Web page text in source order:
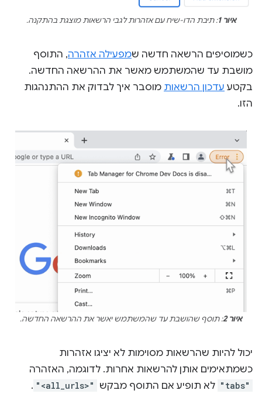
איור 1 : תיבת הדו-שיח עם אזהרות לגבי הרשאות מוצגת בהתקנה.
כשמוסיפים הרשאה חדשה שמפעילה אזהרה, התוסף
מושבת עד שהמשתמש מאשר את ההרשאה החדשה.
בקטע עדכון הרשאות מוסבר איך לבדוק את ההתנהגות
הזו.
איור 2 : תוסף שהושבת עד שהמשתמש יאשר את ההרשאה החדשה.
יכול להיות שהרשאות מסוימות לא יציגו אזהרות
כשמתאימים אותן להרשאות אחרות. לדוגמה, האזהרה
"tabs" לא תופיע אם התוסף מבקש "<all_urls>"
.